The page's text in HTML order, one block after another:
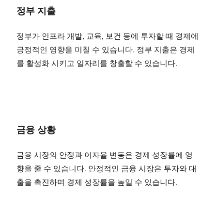
정부 지출
정부가 인프라 개발, 교육, 보건 등에 투자할 때 경제에
긍정적인 영향을 미칠 수 있습니다. 정부 지출은 경제
를 활성화 시키고 일자리를 창출할 수 있습니다.
금융 상황
금융 시장의 안정과 이자율 변동은 경제 성장률에 영
향을 줄 수 있습니다. 안정적인 금융 시장은 투자와 대
출을 촉진하며 경제 성장률을 높일 수 있습니다.